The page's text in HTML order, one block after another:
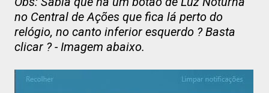
no Central de Ações que fica lá perto do
relógio, no canto inferior esquerdo ? Basta
clicar ? - Imagem abaixo.